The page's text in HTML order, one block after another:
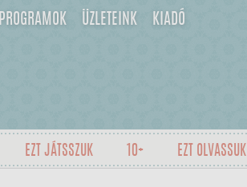
PROGRAMOK ÜZLETEINK KIADÓ
EZT JÁTSSZUK 10+ EZT OLVASSUK